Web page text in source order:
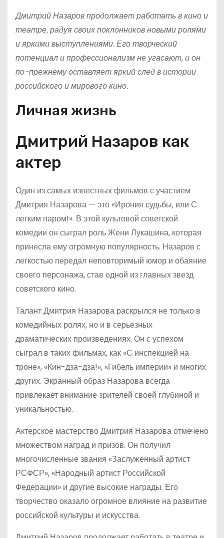
Дмитрий Назаров продолжает работать в кино и
театре, радуя своих поклонников новыми ролями
и яркими выступлениями. Его творческий
потенциал и профессионализм не угасают, и он
по-прежнему оставляет яркий след в истории
российского и мирового кино.
Личная жизнь
Дмитрий Назаров как
актер
Один из самых известных фильмов с участием
Дмитрия Назарова — это «Ирония судьбы, или С
легким паром!». В этой культовой советской
комедии он сыграл роль Жени Лукашина, которая
принесла ему огромную популярность. Назаров с
легкостью передал неповторимый юмор и обаяние
своего персонажа, став одной из главных звезд
советского кино.
Талант Дмитрия Назарова раскрылся не только в
комедийных ролях, но и в серьезных
драматических произведениях. Он с успехом
сыграл в таких фильмах, как «С инспекцией на
троне», «Кин-дза-дза!», «Гибель империи» и многих
других. Экранный образ Назарова всегда
привлекает внимание зрителей своей глубиной и
уникальностью.
Актерское мастерство Дмитрия Назарова отмечено
множеством наград и призов. Он получил
многочисленные звания «Заслуженный артист
РСФСР», «Народный артист Российской
Федерации» и другие высокие награды. Его
творчество оказало огромное влияние на развитие
российской культуры и искусства.